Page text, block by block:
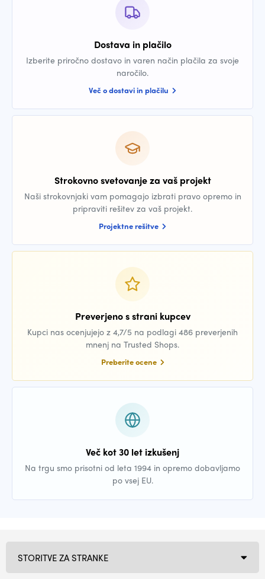
Dostava in plačilo
Izberite priročno dostavo in varen način plačila za svoje
naročilo.
Več o dostavi in plačilu
Strokovno svetovanje za vaš projekt
Naši strokovnjaki vam pomagajo izbrati pravo opremo in
pripraviti rešitev za vaš projekt.
Projektne rešitve
Preverjeno s strani kupcev
Kupci nas ocenjujejo z 4,7/5 na podlagi 486 preverjenih
mnenj na Trusted Shops.
Preberite ocene
Več kot 30 let izkušenj
Na trgu smo prisotni od leta 1994 in opremo dobavljamo
po vsej EU.
STORITVE ZA STRANKE